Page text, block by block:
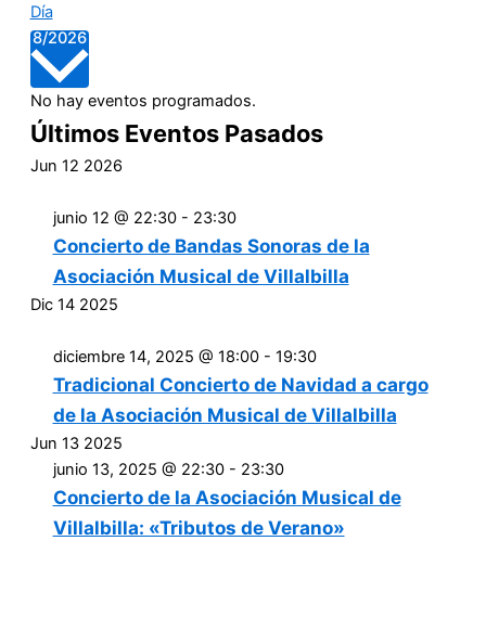
Día
8/2026Selecciona
la
Calendario
de
No hay eventos programados.
Últimos Eventos Pasados
Jun 12 2026
junio 12 @ 22:30- 23:30
Concierto de Bandas Sonoras de la
Asociación Musical de Villalbilla
Dic 14 2025
diciembre 14, 2025 @ 18:00- 19:30
Tradicional Concierto de Navidad a cargo
de la Asociación Musical de Villalbilla
Jun 13 2025
junio 13, 2025 @ 22:30- 23:30
Concierto de la Asociación Musical de
Villalbilla: «Tributos de Verano»